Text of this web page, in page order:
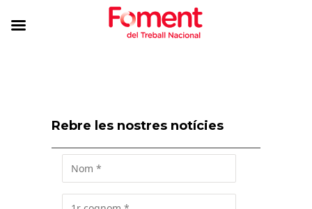
Rebre les nostres notícies